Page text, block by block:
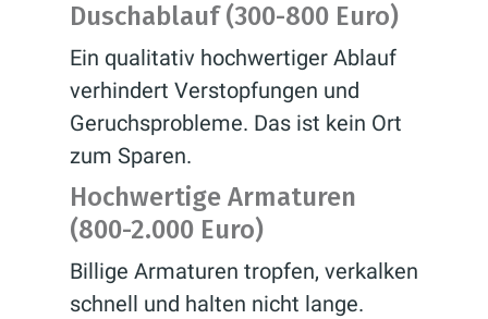
Duschablauf (300-800 Euro)
Ein qualitativ hochwertiger Ablauf
verhindert Verstopfungen und
Geruchsprobleme. Das ist kein Ort
zum Sparen.
Hochwertige Armaturen
(800-2.000 Euro)
Billige Armaturen tropfen, verkalken
schnell und halten nicht lange.